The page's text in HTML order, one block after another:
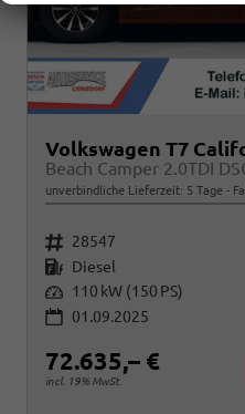
Volkswagen T7
unverbindliche Lieferzeit: 5 Tage
Fahrzeugnr. 28547
Kraftstoff Diesel
Leistung 110 kW (150 PS)
01.09.2025
72.635,– €
incl. 19% MwSt.